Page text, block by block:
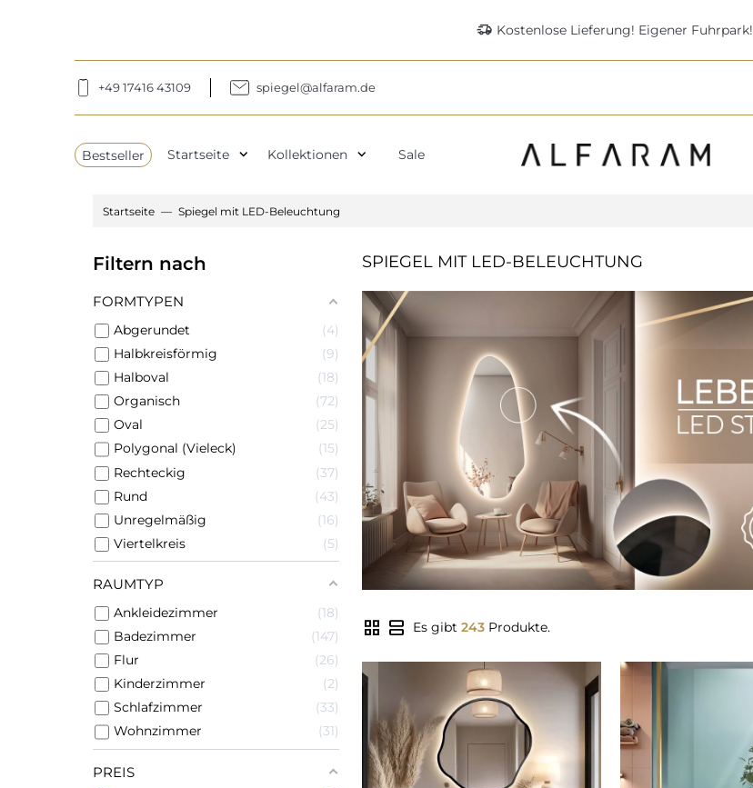
delivery_truck_speed Kostenlose Lieferung! Eigener Fuhrpark!
+49 17416 43109 spiegel@alfaram.de
Bestseller Startseite expand_more Kollektionen expand_more Sale
Startseite Spiegel mit LED-Beleuchtung
Filtern nach
FORMTYPEN
Abgerundet
4
Halbkreisförmig
9
Halboval
18
Organisch
72
Oval
25
Polygonal (Vieleck)
15
Rechteckig
37
Rund
43
Unregelmäßig
16
Viertelkreis
5
RAUMTYP
Ankleidezimmer
18
Badezimmer
147
Flur
26
Kinderzimmer
2
Schlafzimmer
33
Wohnzimmer
31
PREIS
SPIEGEL MIT LED-BELEUCHTUNG
grid_view view_agenda Es gibt 243Produkte.